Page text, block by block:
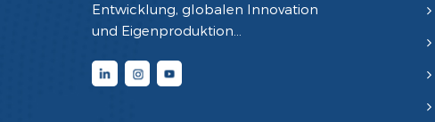
Entwicklung, globalen Innovation
und Eigenproduktion
Diagnose- und Therapiegeräte mit